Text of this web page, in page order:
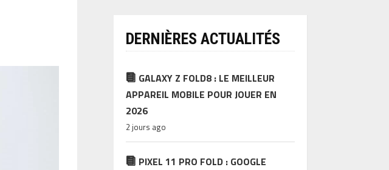
DERNIÈRES ACTUALITÉS
GALAXY Z FOLD8 : LE MEILLEUR
APPAREIL MOBILE POUR JOUER EN
2026
2 jours ago
PIXEL 11 PRO FOLD : GOOGLE